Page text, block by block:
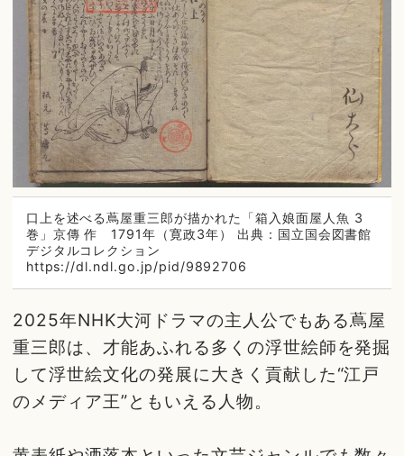
口上を述べる蔦屋重三郎が描かれた「箱入娘面屋人魚 3
巻」京傳 作 1791年（寛政3年） 出典：国立国会図書館
デジタルコレクション
https://dl.ndl.go.jp/pid/9892706
2025年NHK大河ドラマの主人公でもある蔦屋
重三郎は、才能あふれる多くの浮世絵師を発掘
して浮世絵文化の発展に大きく貢献した“江戸
のメディア王”ともいえる人物。